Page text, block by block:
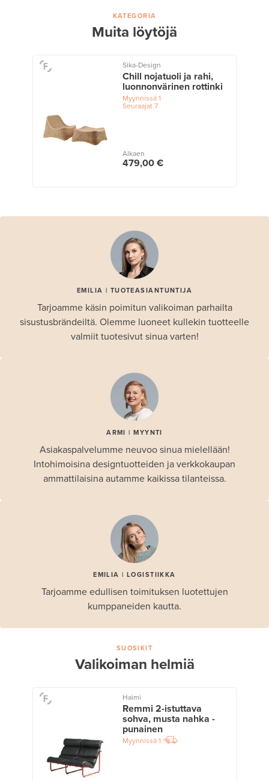
KATEGORIA
Muita löytöjä
Sika-Design
Chill nojatuoli ja rahi,
luonnonvärinen rottinki
Myynnissä1
Seuraajat 7
Alkaen
479,00 €
EMILIA | TUOTEASIANTUNTIJA
Tarjoamme käsin poimitun valikoiman parhailta
sisustusbrändeiltä. Olemme luoneet kullekin tuotteelle
valmiit tuotesivut sinua varten!
ARMI | MYYNTI
Asiakaspalvelumme neuvoo sinua mielellään!
Intohimoisina designtuotteiden ja verkkokaupan
ammattilaisina autamme kaikissa tilanteissa.
EMILIA | LOGISTIIKKA
Tarjoamme edullisen toimituksen luotettujen
kumppaneiden kautta.
SUOSIKIT
Valikoiman helmiä
Haimi
Remmi 2-istuttava
sohva, musta nahka -
punainen
Myynnissä1